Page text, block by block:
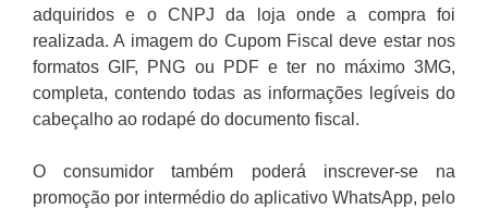
adquiridos e o CNPJ da loja onde a compra foi
realizada. A imagem do Cupom Fiscal deve estar nos
formatos GIF, PNG ou PDF e ter no máximo 3MG,
completa, contendo todas as informações legíveis do
cabeçalho ao rodapé do documento fiscal.
O consumidor também poderá inscrever-se na
promoção por intermédio do aplicativo WhatsApp, pelo